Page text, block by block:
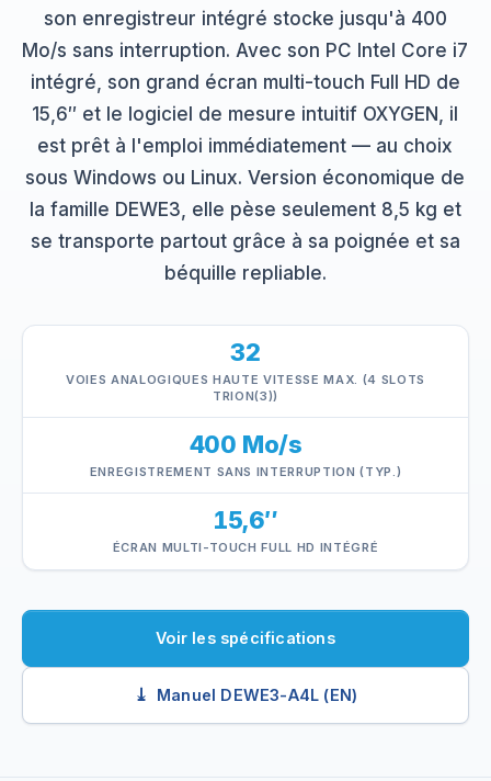
son enregistreur intégré stocke jusqu'à 400
Mo/s sans interruption. Avec son PC Intel Core i7
intégré, son grand écran multi-touch Full HD de
15,6″ et le logiciel de mesure intuitif OXYGEN, il
est prêt à l'emploi immédiatement — au choix
sous Windows ou Linux. Version économique de
la famille DEWE3, elle pèse seulement 8,5 kg et
se transporte partout grâce à sa poignée et sa
béquille repliable.
32
VOIES ANALOGIQUES HAUTE VITESSE MAX. (4 SLOTS
TRION(3))
400 Mo/s
ENREGISTREMENT SANS INTERRUPTION (TYP.)
15,6″
ÉCRAN MULTI-TOUCH FULL HD INTÉGRÉ
Voir les spécifications
Manuel DEWE3-A4L (EN)